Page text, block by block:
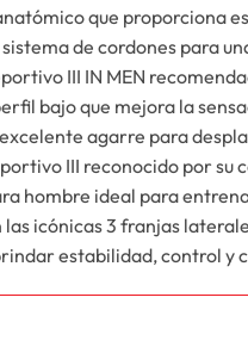
que proporciona
sistema de cordones para
III IN MEN
bajo que mejora la
agarre para
III reconocido por
hombre ideal para
las icónicas 3 franjas
estabilidad, control